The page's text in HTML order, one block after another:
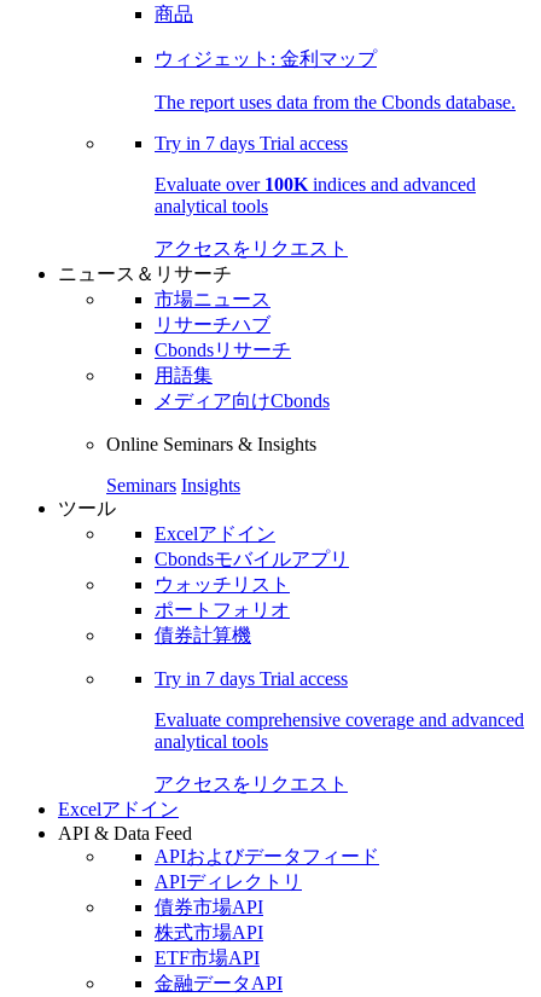
商品
ウィジェット: 金利マップ
The report uses data from the Cbonds database.
Try in 7 days Trial access
Evaluate over 100K indices and advanced
analytical tools
アクセスをリクエスト
ニュース＆リサーチ
市場ニュース
リサーチハブ
Cbondsリサーチ
用語集
メディア向けCbonds
Online Seminars & Insights
Seminars Insights
ツール
Excelアドイン
Cbondsモバイルアプリ
ウォッチリスト
ポートフォリオ
債券計算機
Try in 7 days Trial access
Evaluate comprehensive coverage and advanced
analytical tools
アクセスをリクエスト
Excelアドイン
API & Data Feed
APIおよびデータフィード
APIディレクトリ
債券市場API
株式市場API
ETF市場API
金融データAPI